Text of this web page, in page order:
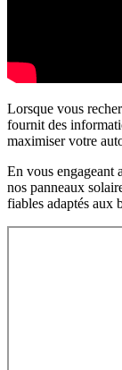
Lorsque vous
fournit des
maximiser votre
En vous engageant
nos panneaux
fiables adaptés aux